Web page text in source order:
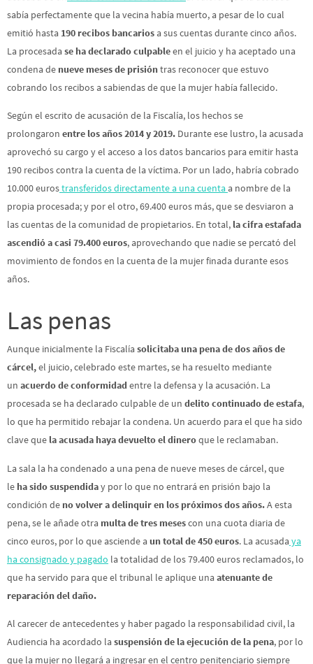
sabía perfectamente que la vecina había muerto, a pesar de lo cual
emitió hasta 190 recibos bancarios a sus cuentas durante cinco años.
La procesadase ha declarado culpableen el juicio y ha aceptado una
condena de nueve meses de prisióntras reconocer que estuvo
cobrando los recibos a sabiendas de que la mujer había fallecido.
Según el escrito de acusación de la Fiscalía, los hechos se
prolongaron entre los años 2014 y 2019. Durante ese lustro, la acusada
aprovechó su cargo y el acceso a los datos bancarios para emitir hasta
190 recibos contra la cuenta de la víctima. Por un lado, habría cobrado
10.000 eurostransferidos directamente a una cuenta a nombre de la
propia procesada; y por el otro, 69.400 euros más, que se desviaron a
las cuentas de la comunidad de propietarios. En total, la cifra estafada
ascendió a casi 79.400 euros, aprovechando que nadie se percató del
movimiento de fondos en la cuenta de la mujer finada durante esos
años.
Las penas
Aunque inicialmente la Fiscalíasolicitaba una pena de dos años de
cárcel,el juicio, celebrado este martes, se ha resuelto mediante
un acuerdo de conformidad entre la defensa y la acusación. La
procesada se ha declarado culpable de un delito continuado de estafa,
lo que ha permitido rebajar la condena. Un acuerdo para el que ha sido
clave que la acusada haya devuelto el dineroque le reclamaban.
La sala la ha condenado a una pena de nueve meses de cárcel, que
le ha sido suspendiday por lo que no entrará en prisión bajo la
condición de no volver a delinquir en los próximos dos años.A esta
pena, se le añade otra multa de tres mesescon una cuota diaria de
cinco euros, por lo que asciende aun total de 450 euros. La acusadaya
ha consignado y pagado la totalidad de los 79.400 euros reclamados, lo
que ha servido para que el tribunal le aplique unaatenuante de
reparación del daño.
Al carecer de antecedentes y haber pagado la responsabilidad civil, la
Audiencia ha acordado lasuspensión de la ejecución de la pena, por lo
que la mujer no llegará a ingresar en el centro penitenciario siempre